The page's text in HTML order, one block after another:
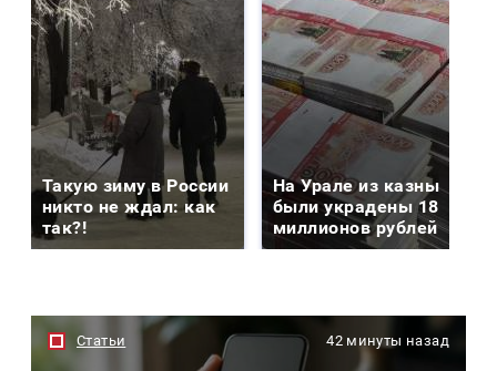
Такую зиму в России
никто не ждал: как
так?!
На Урале из казны
были украдены 18
миллионов рублей
Статьи 42 минуты назад